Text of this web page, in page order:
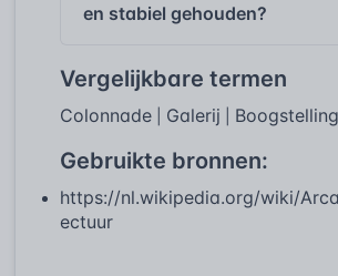
en stabiel gehouden?
Vergelijkbare termen
Colonnade Galerij Boogstelling
Gebruikte bronnen:
https://nl.wikipedia.org/wiki/
ectuur